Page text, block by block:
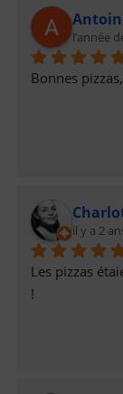
l’année
Bonnes
il y a 2
Les pizzas
!